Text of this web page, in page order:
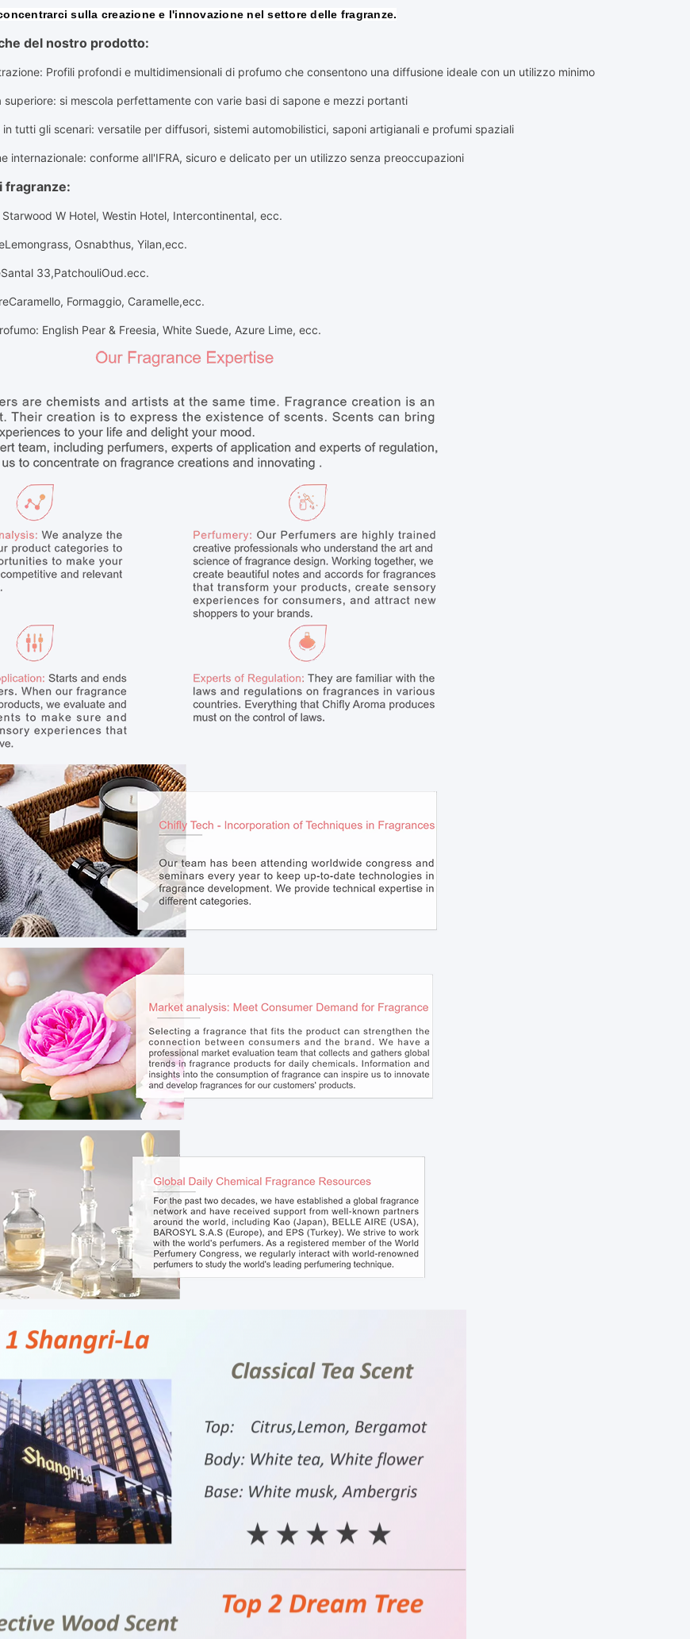
sulla creazione e l'innovazione nel settore delle fragranze.
del nostro prodotto:
: Profili profondi e multidimensionali di profumo che consentono una diffusione ideale con un utilizzo minimo
superiore: si mescola perfettamente con varie basi di sapone e mezzi portanti
in tutti gli scenari: versatile per diffusori, sistemi automobilistici, saponi artigianali e profumi spaziali
internazionale: conforme all'IFRA, sicuro e delicato per un utilizzo senza preoccupazioni
fragranze:
W Hotel, Westin Hotel, Intercontinental, ecc.
Lemongrass, Osnabthus, Yilan,ecc.
Santal 33,PatchouliOud.ecc.
Caramello, Formaggio, Caramelle,ecc.
English Pear & Freesia, White Suede, Azure Lime, ecc.